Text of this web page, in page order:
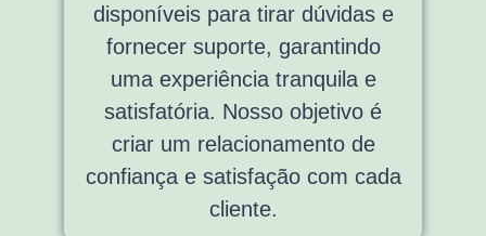
disponíveis para tirar dúvidas e
fornecer suporte, garantindo
uma experiência tranquila e
satisfatória. Nosso objetivo é
criar um relacionamento de
confiança e satisfação com cada
cliente.